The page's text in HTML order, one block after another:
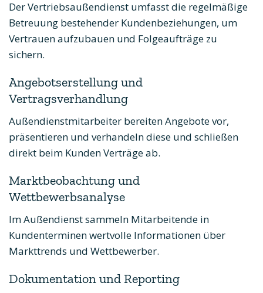
Der Vertriebsaußendienst umfasst die regelmäßige
Betreuung bestehender Kundenbeziehungen, um
Vertrauen aufzubauen und Folgeaufträge zu
sichern.
Angebotserstellung und
Vertragsverhandlung
Außendienstmitarbeiter bereiten Angebote vor,
präsentieren und verhandeln diese und schließen
direkt beim Kunden Verträge ab.
Marktbeobachtung und
Wettbewerbsanalyse
Im Außendienst sammeln Mitarbeitende in
Kundenterminen wertvolle Informationen über
Markttrends und Wettbewerber.
Dokumentation und Reporting